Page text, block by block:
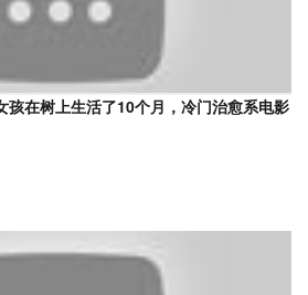
孩在树上生活了10个月，冷门治愈系电影